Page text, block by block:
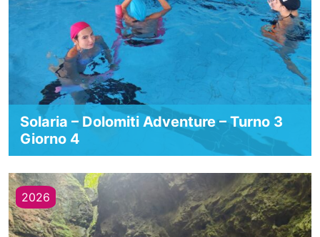
Solaria – Dolomiti Adventure – Turno 3
Giorno 4
2026